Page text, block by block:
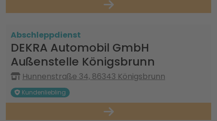
Abschleppdienst
DEKRA Automobil GmbH
Außenstelle Königsbrunn
Hunnenstraße 34, 86343 Königsbrunn
Kundenliebling